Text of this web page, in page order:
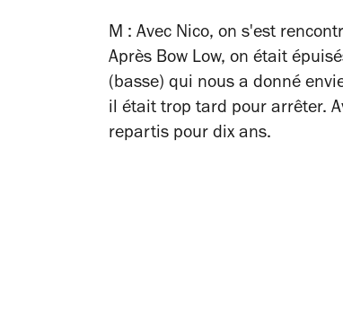
M : Avec Nico, on s'est
Après Bow Low, on était
(basse) qui nous a donné
il était trop tard pour arrêter.
repartis pour dix ans.